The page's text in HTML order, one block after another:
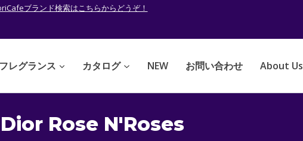
ブランド検索はこちらからどうぞ！
フレグランス カタログ NEW お問い合わせ About Us
Rose N'Roses